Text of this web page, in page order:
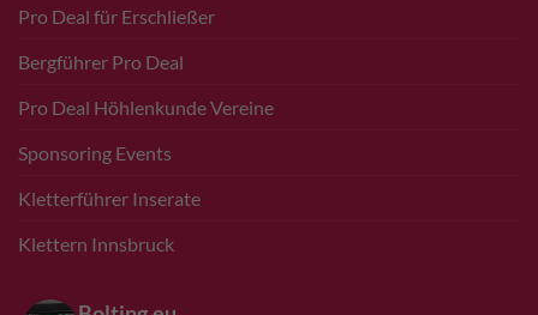
Pro Deal für Erschließer
Bergführer Pro Deal
Pro Deal Höhlenkunde Vereine
Sponsoring Events
Kletterführer Inserate
Klettern Innsbruck